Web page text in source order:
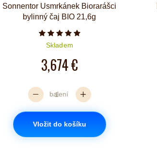
Sonnentor Usmrkánek Biorarášci
bylinný čaj BIO 21,6g
Počet hvězdiček je 5 z 5
Skladem
3,674 €
balení
Vložit do košíku